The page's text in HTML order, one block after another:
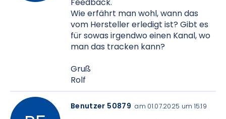
Wie erfährt man wohl, wann das
vom Hersteller erledigt ist? Gibt es
für sowas irgendwo einen Kanal, wo
man das tracken kann?
Gruß
Rolf
Benutzer 50879 am 01.07.2025 um 15:19